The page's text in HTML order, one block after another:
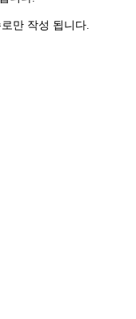
만 작성 됩니다.